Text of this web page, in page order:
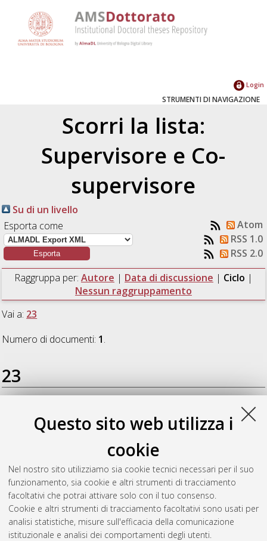
Questo sito web utilizza i
cookie
Nel nostro sito utilizziamo sia cookie tecnici necessari per il suo
funzionamento, sia cookie e altri strumenti di tracciamento
facoltativi che potrai attivare solo con il tuo consenso.
Cookie e altri strumenti di tracciamento facoltativi sono usati per
analisi statistiche, misure sull'efficacia della comunicazione
istituzionale e analisi dei comportamenti degli utenti.
Login
STRUMENTI DI NAVIGAZIONE
Scorri la lista:
Supervisore e Co-
supervisore
Su di un livello
Esporta come
Atom
RSS 1.0
RSS 2.0
Raggruppa per: Autore | Data di discussione | Ciclo |
Nessun raggruppamento
Vai a: 23
Numero di documenti: 1.
23
ΔZnuABC, un nuovo approccio vaccinale per la profilassi delle
salmonellosi animali. Valutazione di efficacia in un modello
sperimentale murino e suino, [Dissertation thesis], Alma Mater
Studiorum Università di Bologna. Dottorato di ricerca in
Epidemiologia e controllo delle zoonosi, 23 Ciclo. DOI
10.6092/unibo/amsdottorato/4150.
Questa lista e' stata generata il Thu Aug 6 20:46:37 2026